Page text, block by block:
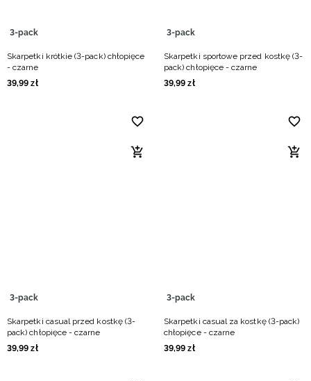
3-pack
Skarpetki krótkie (3-pack) chłopięce
- czarne
39,99 zł
3-pack
Skarpetki sportowe przed kostkę (3-
pack) chłopięce - czarne
39,99 zł
3-pack
Skarpetki casual przed kostkę (3-
pack) chłopięce - czarne
39,99 zł
3-pack
Skarpetki casual za kostkę (3-pack)
chłopięce - czarne
39,99 zł